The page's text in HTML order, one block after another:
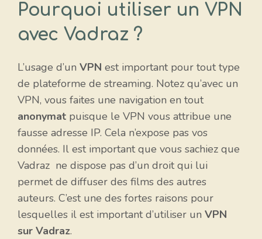
Pourquoi utiliser un VPN
avec Vadraz ?
L’usage d’un VPN est important pour tout type
de plateforme de streaming. Notez qu’avec un
VPN, vous faites une navigation en tout
anonymat puisque le VPN vous attribue une
fausse adresse IP. Cela n’expose pas vos
données. Il est important que vous sachiez que
Vadraz ne dispose pas d’un droit qui lui
permet de diffuser des films des autres
auteurs. C’est une des fortes raisons pour
lesquelles il est important d’utiliser un VPN
sur Vadraz.